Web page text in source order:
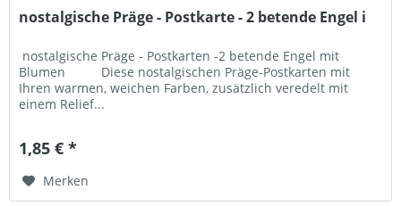
nostalgische Präge - Postkarte - 2 betende Engel i
nostalgische Präge - Postkarten -2 betende Engel mit
Blumen Diese nostalgischen Präge-Postkarten mit
Ihren warmen, weichen Farben, zusätzlich veredelt mit
einem Relief...
1,85 € *
Merken